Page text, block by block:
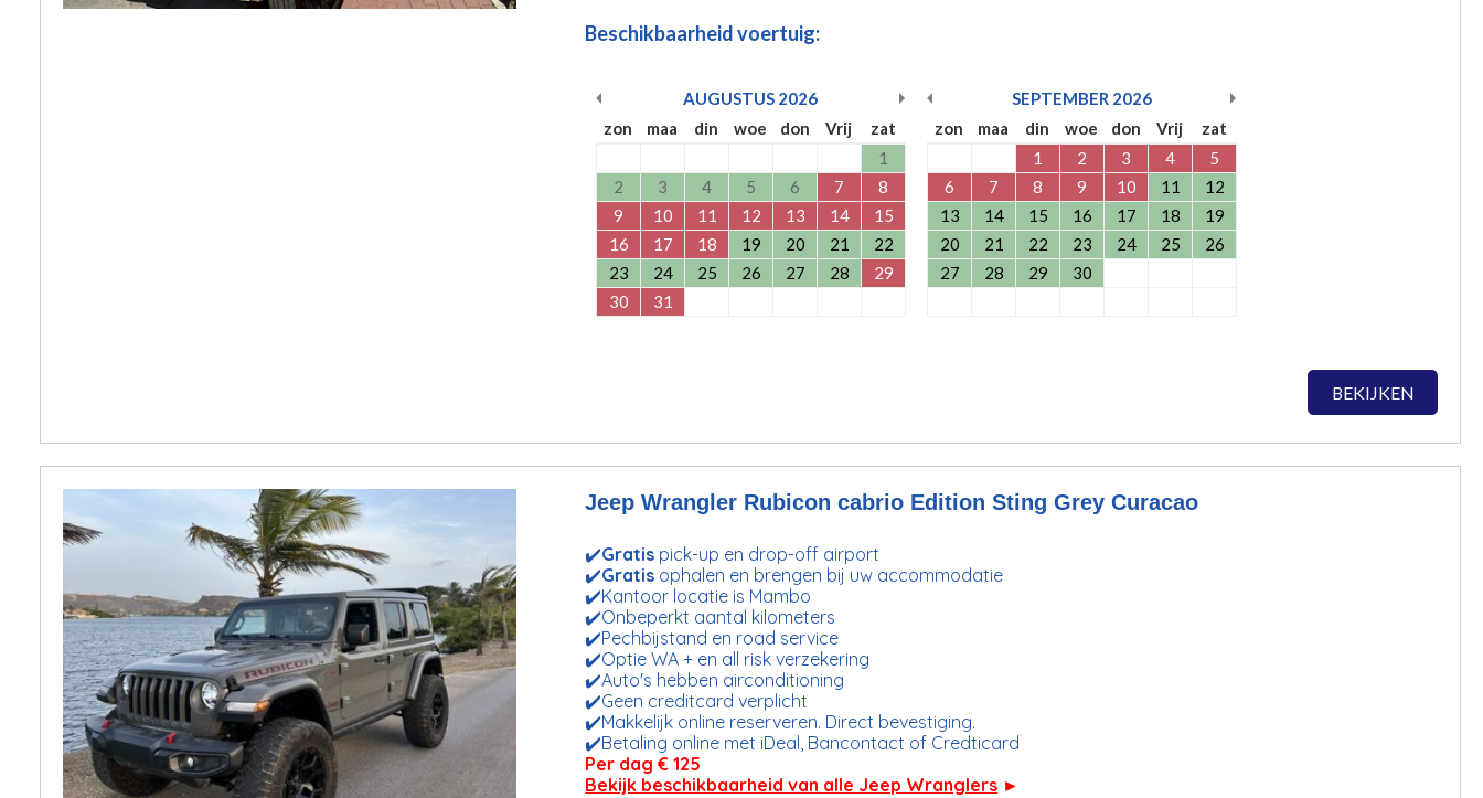
BEKIJKEN
Beschikbaarheid voertuig:
AUGUSTUS 2026
zon
maa din woe don Vrij
zat
1
2
3 4 5 6 7
8
9
10 11 12 13 14
15
16
17 18 19 20 21
22
23
24 25 26 27 28
29
30
31
SEPTEMBER 2026
zon
maa din woe don Vrij
zat
1
2 3 4
5
6
7 8 9 10 11
12
13
14 15 16 17 18
19
20
21 22 23 24 25
26
27
28 29 30
Jeep Wrangler Rubicon cabrio Edition Sting Grey Curacao
✔️Gratis pick-up en drop-off airport
✔️Gratis ophalen en brengen bij uw accommodatie
✔️Kantoor locatie is Mambo
✔️Onbeperkt aantal kilometers
✔️Pechbijstand en road service
✔️Optie WA + en all risk verzekering
✔️Auto's hebben airconditioning
✔️Geen creditcard verplicht
✔️Makkelijk online reserveren. Direct bevestiging.
✔️Betaling online met iDeal, Bancontact of Credticard
Per dag € 125
Bekijk beschikbaarheid van alle Jeep Wranglers ►